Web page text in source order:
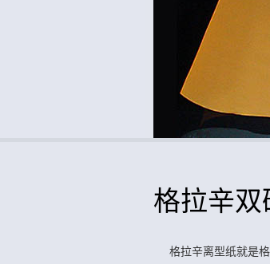
格拉辛双
格拉辛离型纸就是